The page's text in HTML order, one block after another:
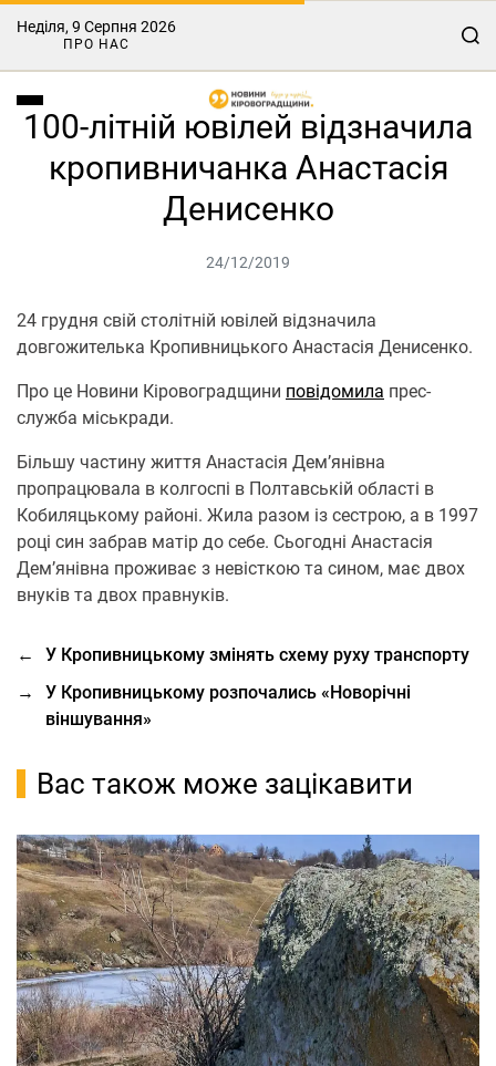
Неділя, 9 Серпня 2026
ПРО НАС
100-літній ювілей відзначила
кропивничанка Анастасія
Денисенко
24/12/2019
24 грудня свій столітній ювілей відзначила
довгожителька Кропивницького Анастасія Денисенко.
Про це Новини Кіровоградщини повідомила прес-
служба міськради.
Більшу частину життя Анастасія Дем’янівна
пропрацювала в колгоспі в Полтавській області в
Кобиляцькому районі. Жила разом із сестрою, а в 1997
році син забрав матір до себе. Сьогодні Анастасія
Дем’янівна проживає з невісткою та сином, має двох
внуків та двох правнуків.
←
У Кропивницькому змінять схему руху транспорту
→
У Кропивницькому розпочались «Новорічні
віншування»
Вас також може зацікавити